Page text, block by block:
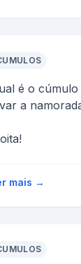
é o cúmulo
a
mais →